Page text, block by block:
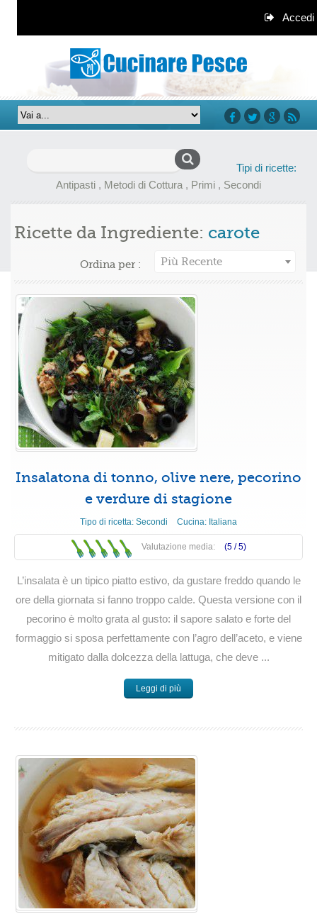
Accedi
Tipi di ricette:
Antipasti , Metodi di Cottura , Primi , Secondi
Ricette da Ingrediente: carote
Ordina per : Più Recente
Insalatona di tonno, olive nere, pecorino
e verdure di stagione
Tipo di ricetta: Secondi Cucina: Italiana
Valutazione media: (5 /5)
L’insalata è un tipico piatto estivo, da gustare freddo quando le
ore della giornata si fanno troppo calde. Questa versione con il
pecorino è molto grata al gusto: il sapore salato e forte del
formaggio si sposa perfettamente con l’agro dell’aceto, e viene
mitigato dalla dolcezza della lattuga, che deve ...
Leggi di più